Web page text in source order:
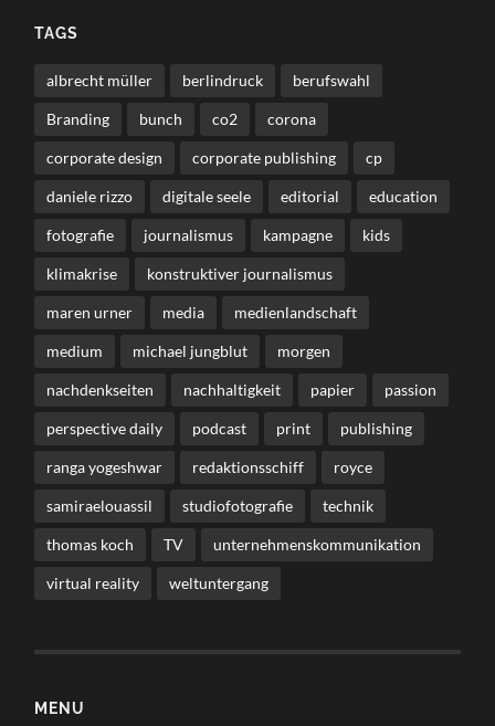
TAGS
albrecht müller berlindruck berufswahl
Branding bunch co2 corona
corporate design corporate publishing cp
daniele rizzo digitale seele editorial education
fotografie journalismus kampagne kids
klimakrise konstruktiver journalismus
maren urner media medienlandschaft
medium michael jungblut morgen
nachdenkseiten nachhaltigkeit papier passion
perspective daily podcast print publishing
ranga yogeshwar redaktionsschiff royce
samiraelouassil studiofotografie technik
thomas koch TV unternehmenskommunikation
virtual reality weltuntergang
MENU